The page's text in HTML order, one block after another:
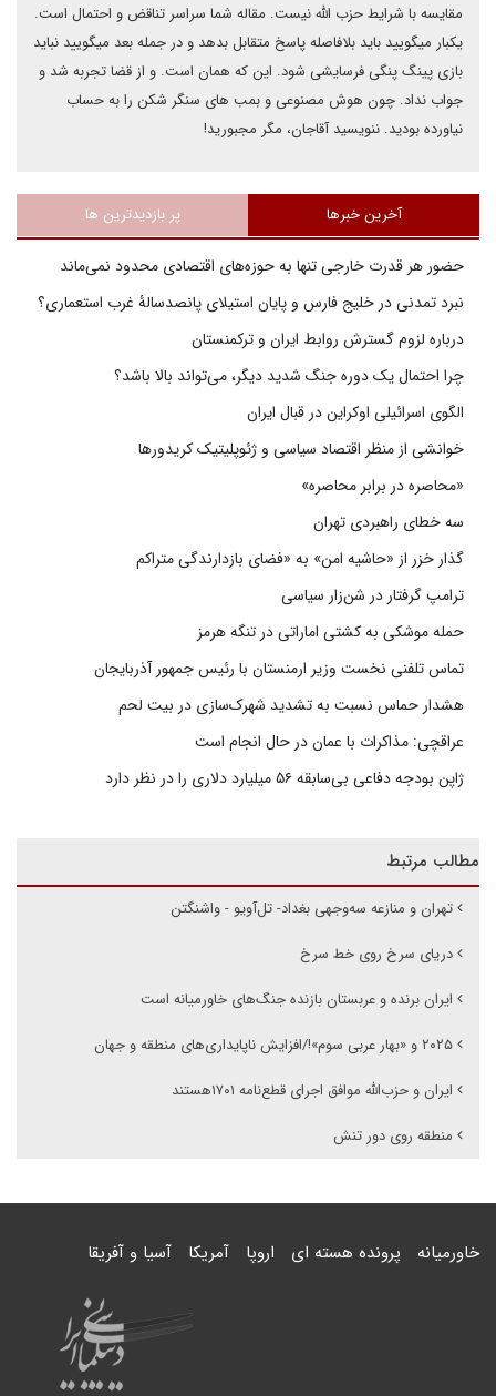
مقایسه با شرایط حزب الله نیست. مقاله شما سراسر تناقض و احتمال است.
یکبار میگویید باید بلافاصله پاسخ متقابل بدهد و در جمله بعد میگویید نباید
بازی پینگ پنگی فرسایشی شود. این که همان است. و از قضا تجربه شد و
جواب نداد. چون هوش مصنوعی و بمب های سنگر شکن را به حساب
نیاورده بودید. ننویسید آقاجان، مگر مجبورید!
آخرین خبرها پر بازدیدترین ها
حضور هر قدرت خارجی تنها به حوزه‌های اقتصادی محدود نمی‌ماند
نبرد تمدنی در خلیج فارس و پایان استیلای پانصدسالۀ غرب استعماری؟
درباره لزوم گسترش روابط ایران و ترکمنستان
چرا احتمال یک دوره جنگ شدید دیگر، می‌تواند بالا باشد؟
الگوی اسرائیلی اوکراین در قبال ایران
خوانشی از منظر اقتصاد سیاسی و ژئوپلیتیک کریدورها
«محاصره در برابر محاصره»
سه خطای راهبردی تهران
گذار خزر از «حاشیه امن» به «فضای بازدارندگی متراکم
ترامپ گرفتار در شن‌زار سیاسی
حمله موشکی به کشتی اماراتی در تنگه هرمز
تماس تلفنی نخست وزیر ارمنستان با رئیس جمهور آذربایجان
هشدار حماس نسبت به تشدید شهرک‌سازی در بیت‌ لحم
عراقچی: مذاکرات با عمان در حال انجام است
ژاپن بودجه دفاعی بی‌سابقه ۵۶ میلیارد دلاری را در نظر دارد
مطالب مرتبط
تهران و منازعه سه‌وجهی بغداد- تل‌آویو - واشنگتن
دریای سرخ روی خط سرخ
ایران برنده و عربستان بازنده جنگ‌های خاورمیانه است
۲۰۲۵ و «بهار عربی سوم»!/افزایش ناپایداری‌های منطقه و جهان
ایران و حزب‌الله موافق اجرای قطع‌نامه ۱۷۰۱هستند
منطقه روی دور تنش
خاورمیانه پرونده هسته ای اروپا آمریکا آسیا و آفریقا